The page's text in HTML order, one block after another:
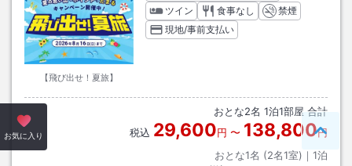
【飛び出せ！夏旅】
ツイン
食事なし
禁煙
現地/事前支払い
おとな2名 1泊1部屋 合計
税込 29,600円 〜 138,800円
おとな1名 (2名1室)｜ 1泊
お気に入り ペー